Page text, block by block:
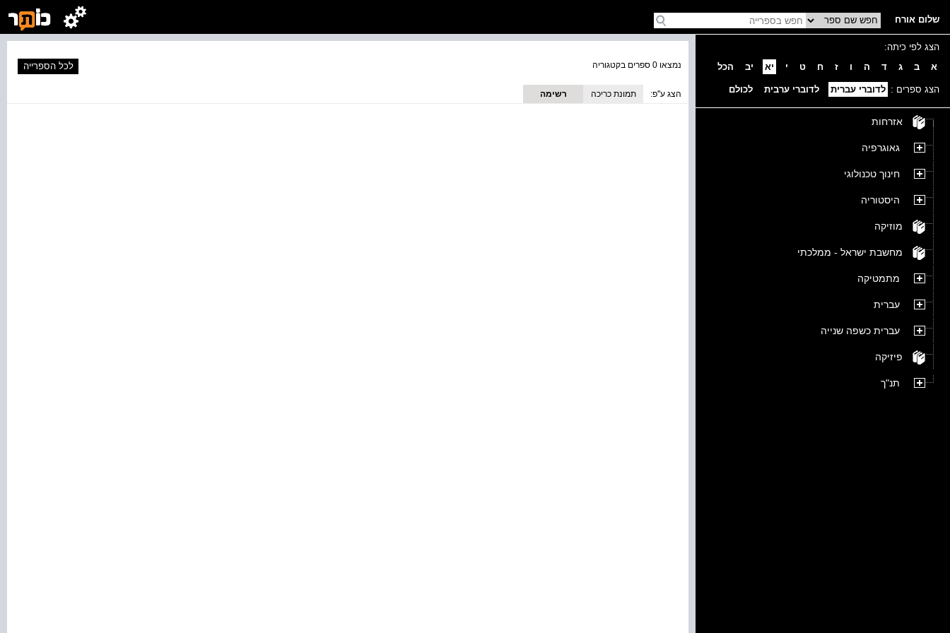
שלום אורח
הצג לפי כיתה:
א
ב ג ד ה ו ז ח ט י יא יב הכל
הצג ספרים : לדוברי עברית לדוברי ערבית לכולם
אזרחות
גאוגרפיה
חינוך טכנולוגי
היסטוריה
מוזיקה
מחשבת ישראל - ממלכתי
מתמטיקה
עברית
עברית כשפה שנייה
פיזיקה
תנ"ך
נמצאו 0 ספרים בקטגוריה לכל הספרייה
הצג ע''פ: תמונת כריכה רשימה